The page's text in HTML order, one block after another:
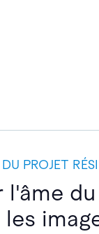
DU PROJET
l'âme